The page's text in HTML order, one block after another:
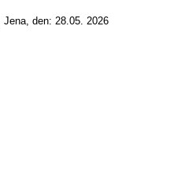
Jena, den: 28.05. 2026